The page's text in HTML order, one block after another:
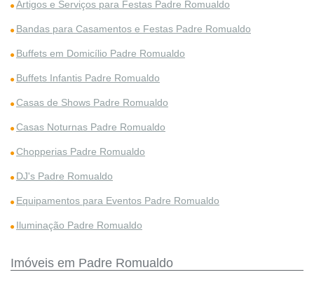
Artigos e Serviços para Festas Padre Romualdo
Bandas para Casamentos e Festas Padre Romualdo
Buffets em Domicílio Padre Romualdo
Buffets Infantis Padre Romualdo
Casas de Shows Padre Romualdo
Casas Noturnas Padre Romualdo
Chopperias Padre Romualdo
DJ's Padre Romualdo
Equipamentos para Eventos Padre Romualdo
Iluminação Padre Romualdo
Imóveis em Padre Romualdo